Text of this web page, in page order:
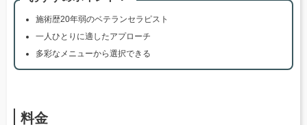
施術歴20年弱のベテランセラピスト
一人ひとりに適したアプローチ
多彩なメニューから選択できる
料金